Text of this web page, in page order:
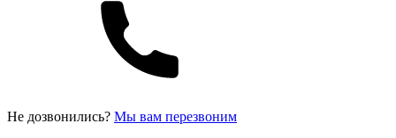
Не дозвонились? Мы вам перезвоним